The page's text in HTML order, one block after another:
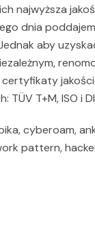
najwyższa
dnia
aby
T+M, ISO i
cyberoam,
pattern,